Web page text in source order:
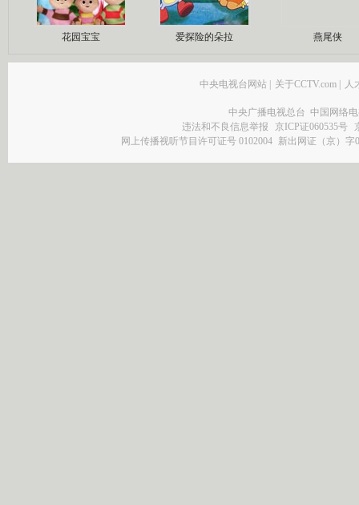
花园宝宝 爱探险的朵拉 燕尾侠
中央电视台网站 关于CCTV.com 人
中央广播电视总台 中国网络
违法和不良信息举报
京ICP证060535号
网上传播视听节目许可证号 0102004 新出网证（京）